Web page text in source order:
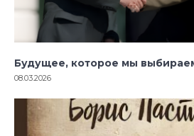
Будущее, которое мы
08.03.2026